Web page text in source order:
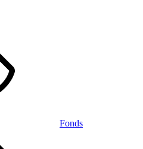
Fonds